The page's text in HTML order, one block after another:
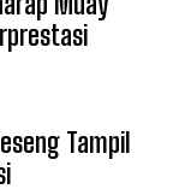
Tampil